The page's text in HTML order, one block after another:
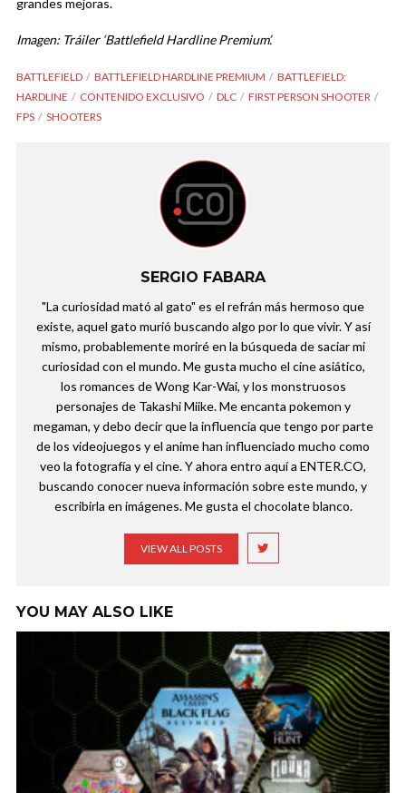
Imagen: Tráiler ‘Battlefield Hardline Premium’.
BATTLEFIELD BATTLEFIELD HARDLINE PREMIUM
BATTLEFIELD:
HARDLINE
CONTENIDO EXCLUSIVO DLC
FIRST PERSON SHOOTER
FPS
SHOOTERS
SERGIO FABARA
"La curiosidad mató al gato" es el refrán más hermoso que
existe, aquel gato murió buscando algo por lo que vivir. Y así
mismo, probablemente moriré en la búsqueda de saciar mi
curiosidad con el mundo. Me gusta mucho el cine asiático,
los romances de Wong Kar-Wai, y los monstruosos
personajes de Takashi Miike. Me encanta pokemon y
megaman, y debo decir que la influencia que tengo por parte
de los videojuegos y el anime han influenciado mucho como
veo la fotografía y el cine. Y ahora entro aquí a ENTER.CO,
buscando conocer nueva información sobre este mundo, y
escribirla en imágenes. Me gusta el chocolate blanco.
VIEW ALL POSTS
YOU MAY ALSO LIKE